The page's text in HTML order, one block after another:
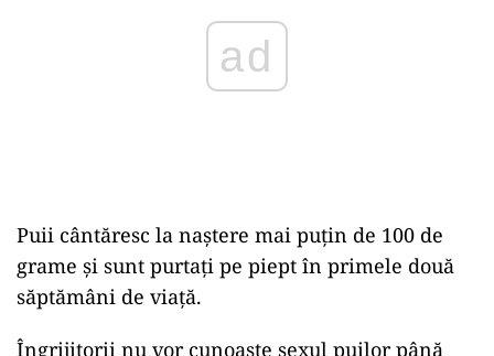
Puii cântăresc la naştere mai puţin de 100 de
grame şi sunt purtaţi pe piept în primele două
săptămâni de viaţă.
Îngrijitorii nu vor cunoaşte sexul puilor până